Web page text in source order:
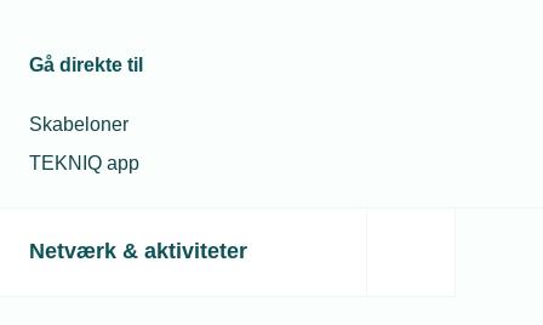
Gå direkte til
Skabeloner
TEKNIQ app
Netværk & aktiviteter